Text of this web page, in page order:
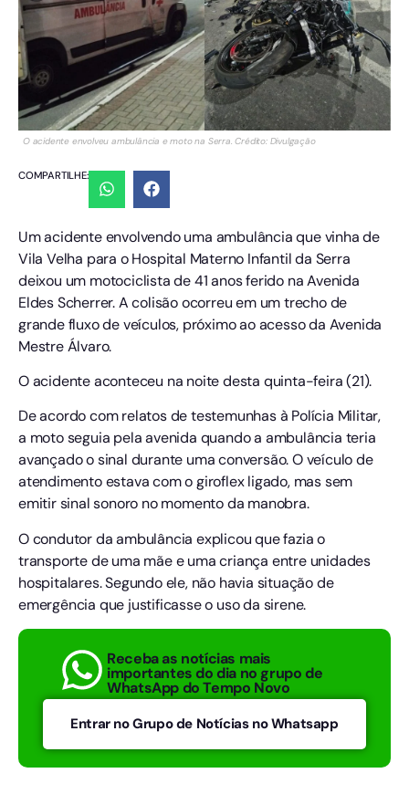
O acidente envolveu ambulância e moto na Serra. Crédito: Divulgação
COMPARTILHE:
Um acidente envolvendo uma ambulância que vinha de
Vila Velha para o Hospital Materno Infantil da Serra
deixou um motociclista de 41 anos ferido na Avenida
Eldes Scherrer. A colisão ocorreu em um trecho de
grande fluxo de veículos, próximo ao acesso da Avenida
Mestre Álvaro.
O acidente aconteceu na noite desta quinta-feira (21).
De acordo com relatos de testemunhas à Polícia Militar,
a moto seguia pela avenida quando a ambulância teria
avançado o sinal durante uma conversão. O veículo de
atendimento estava com o giroflex ligado, mas sem
emitir sinal sonoro no momento da manobra.
O condutor da ambulância explicou que fazia o
transporte de uma mãe e uma criança entre unidades
hospitalares. Segundo ele, não havia situação de
emergência que justificasse o uso da sirene.
Receba as notícias mais
importantes do dia no grupo de
WhatsApp do Tempo Novo
Entrar no Grupo de Notícias no Whatsapp